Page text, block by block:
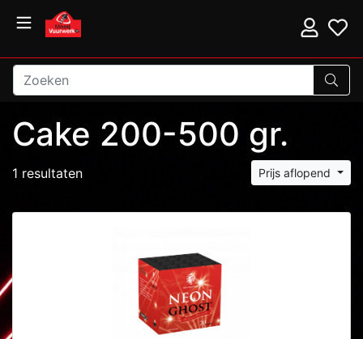
Cake 200-500 gr.
1 resultaten Prijs aflopend